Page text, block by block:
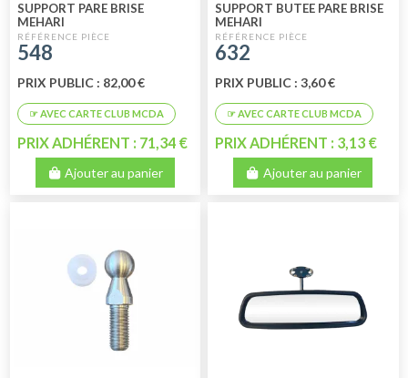
SUPPORT PARE BRISE
MEHARI
548
PRIX PUBLIC : 82,00 €
PRIX ADHÉRENT : 71,34 €
Ajouter au panier
SUPPORT BUTEE PARE BRISE
MEHARI
632
PRIX PUBLIC : 3,60 €
PRIX ADHÉRENT : 3,13 €
Ajouter au panier